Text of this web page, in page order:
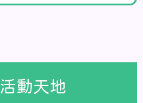
活動天地